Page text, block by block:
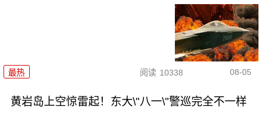
最热 阅读 10338 08-05
黄岩岛上空惊雷起！东大\"八一\"警巡完全不一样